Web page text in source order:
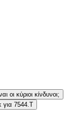
οι κύριοι κίνδυνοι;
για 7544.T